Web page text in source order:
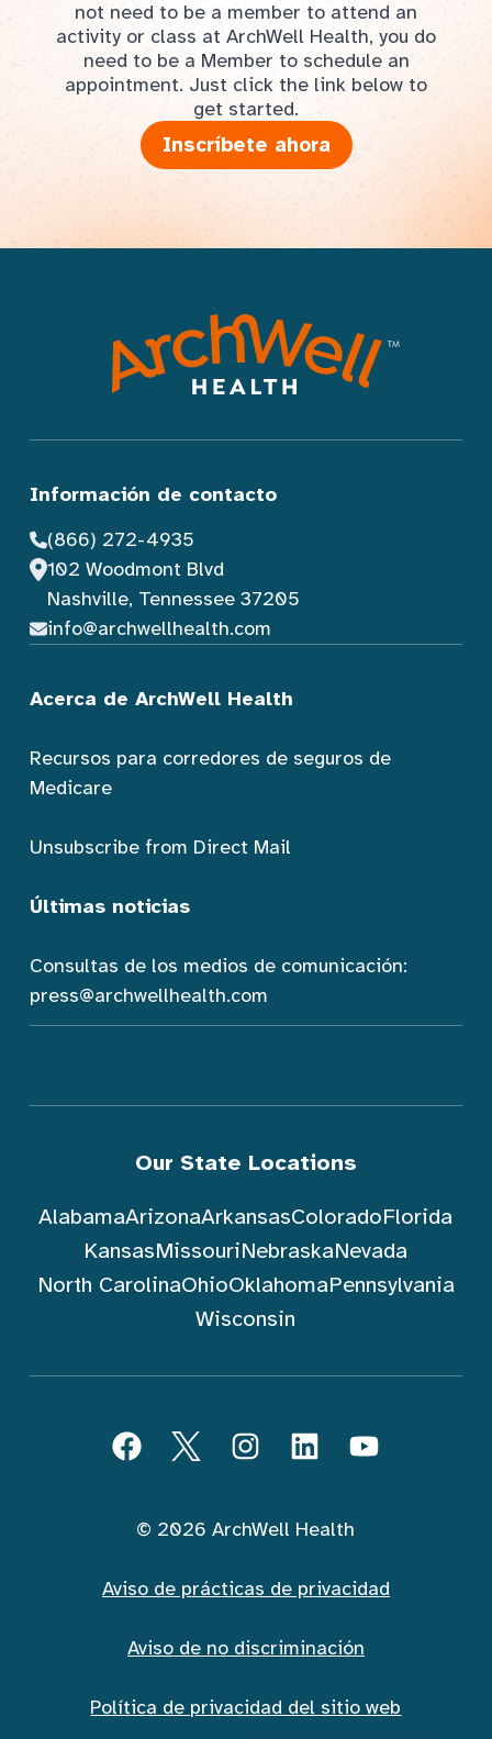
not need to be a member to attend an
activity or class at ArchWell Health, you do
need to be a Member to schedule an
appointment. Just click the link below to
get started.
Inscríbete ahora
Información de contacto
(866) 272-4935
102 Woodmont Blvd
Nashville, Tennessee 37205
info@archwellhealth.com
Acerca de ArchWell Health
Recursos para corredores de seguros de
Medicare
Unsubscribe from Direct Mail
Últimas noticias
Consultas de los medios de comunicación:
press@archwellhealth.com
Our State Locations
AlabamaArizonaArkansasColoradoFlorida
KansasMissouriNebraskaNevada
North CarolinaOhioOklahomaPennsylvania
Wisconsin
FacebookTwitterInstagramLinkedInYouTube
© 2026 ArchWell Health
Aviso de prácticas de privacidad
Aviso de no discriminación
Política de privacidad del sitio web